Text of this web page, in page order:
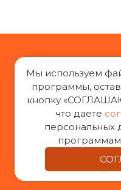
«За права
Все
При
«За права
Мы используем
программы,
кнопку
что даете
персональных